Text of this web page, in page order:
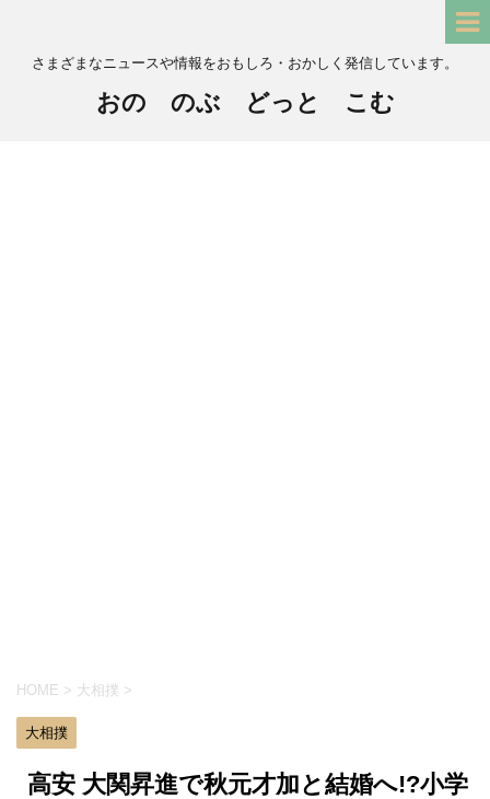
さまざまなニュースや情報をおもしろ・おかしく発信しています。
おの のぶ どっと こむ
HOME > 大相撲 >
大相撲
高安 大関昇進で秋元才加と結婚へ!?小学